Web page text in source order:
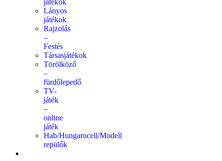
játékok
Lányos
játékok
Rajzolás
–
Festés
Társasjátékok
Törölköző
–
fürdőlepedő
TV-
játék
–
online
játék
Hab/Hungarocell/Modell
repülők